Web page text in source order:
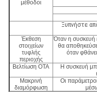
μέθοδοι
Ξυπνήστε
Έκθεση
στοιχείων
τυφλής
περιοχής
Όταν η συσκευή
θα
όταν
Βελτίωση OTA
Η συσκευή
Μακρινή
διαμόρφωση
Οι